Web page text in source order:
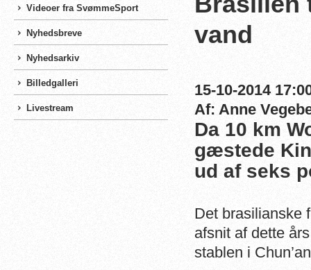
Videoer fra SvømmeSport
Nyhedsbreve
Nyhedsarkiv
Billedgalleri
Livestream
vand
15-10-2014
Af: Anne
Da 10 km
gæstede
ud af seks
Det brasilianske
afsnit af dette
stablen i